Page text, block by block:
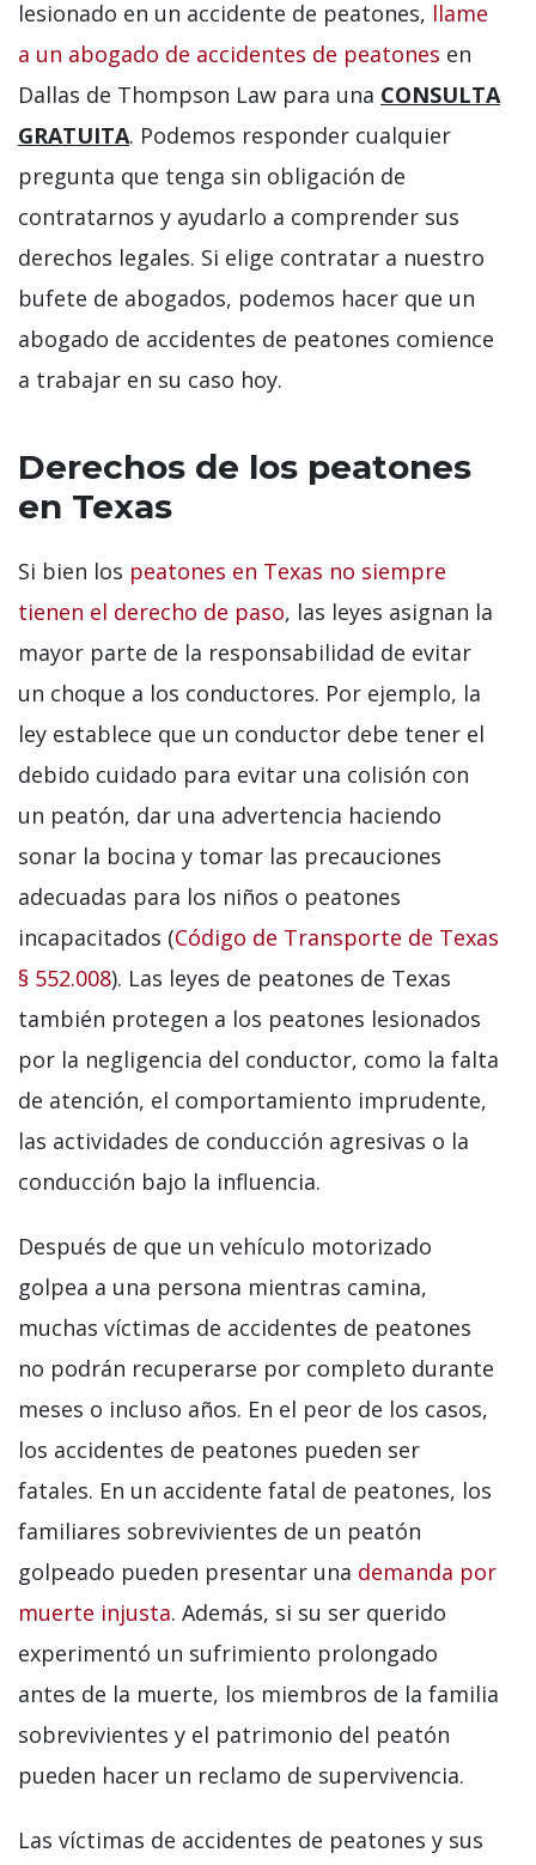
lesionado en un accidente de peatones, llame
a un abogado de accidentes de peatones en
Dallas de Thompson Law para una CONSULTA
GRATUITA. Podemos responder cualquier
pregunta que tenga sin obligación de
contratarnos y ayudarlo a comprender sus
derechos legales. Si elige contratar a nuestro
bufete de abogados, podemos hacer que un
abogado de accidentes de peatones comience
a trabajar en su caso hoy.
Derechos de los peatones
en Texas
Si bien los peatones en Texas no siempre
tienen el derecho de paso, las leyes asignan la
mayor parte de la responsabilidad de evitar
un choque a los conductores. Por ejemplo, la
ley establece que un conductor debe tener el
debido cuidado para evitar una colisión con
un peatón, dar una advertencia haciendo
sonar la bocina y tomar las precauciones
adecuadas para los niños o peatones
incapacitados (Código de Transporte de Texas
§ 552.008). Las leyes de peatones de Texas
también protegen a los peatones lesionados
por la negligencia del conductor, como la falta
de atención, el comportamiento imprudente,
las actividades de conducción agresivas o la
conducción bajo la influencia.
Después de que un vehículo motorizado
golpea a una persona mientras camina,
muchas víctimas de accidentes de peatones
no podrán recuperarse por completo durante
meses o incluso años. En el peor de los casos,
los accidentes de peatones pueden ser
fatales. En un accidente fatal de peatones, los
familiares sobrevivientes de un peatón
golpeado pueden presentar una demanda por
muerte injusta. Además, si su ser querido
experimentó un sufrimiento prolongado
antes de la muerte, los miembros de la familia
sobrevivientes y el patrimonio del peatón
pueden hacer un reclamo de supervivencia.
Las víctimas de accidentes de peatones y sus